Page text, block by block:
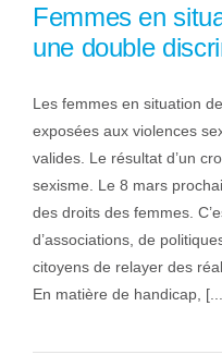
Femmes en
une double
Les femmes en situation
exposées aux violences
valides. Le résultat d’un
sexisme. Le 8 mars
des droits des femmes.
d’associations, de
citoyens de relayer des
En matière de handicap,